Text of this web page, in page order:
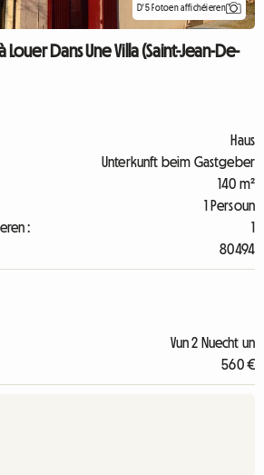
D'5 Fotoen affichéieren
Dans Une Villa (Saint-Jean-De-
Haus
Unterkunft beim Gastgeber
140 m²
1 Persoun
:
1
80494
Vun 2 Nuecht un
560 €